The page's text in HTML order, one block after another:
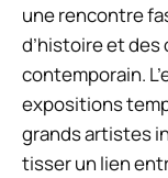
une rencontre
d’histoire et
contemporain.
expositions
grands artistes
tisser un lien